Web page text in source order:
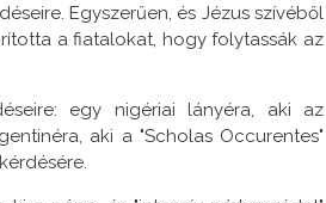
Egyszerűen, és Jézus szívéből
a fiatalokat, hogy folytassák az
egy nigériai lányéra, aki az
aki a "Scholas Occurentes"